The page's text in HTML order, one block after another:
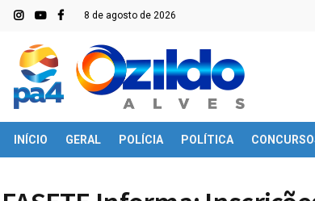
8 de agosto de 2026
INÍCIO GERAL POLÍCIA POLÍTICA